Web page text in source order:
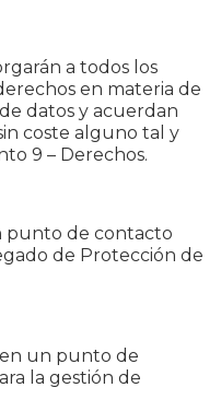
a todos los
en materia de
datos y acuerdan
coste alguno tal y
9 – Derechos.
punto de contacto
de Protección de
un punto de
la gestión de